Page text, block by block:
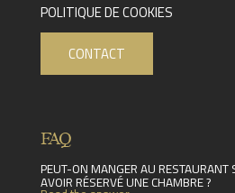
POLITIQUE DE COOKIES
CONTACT
FAQ
PEUT-ON MANGER AU RESTAURANT
AVOIR RÉSERVÉ UNE CHAMBRE ?